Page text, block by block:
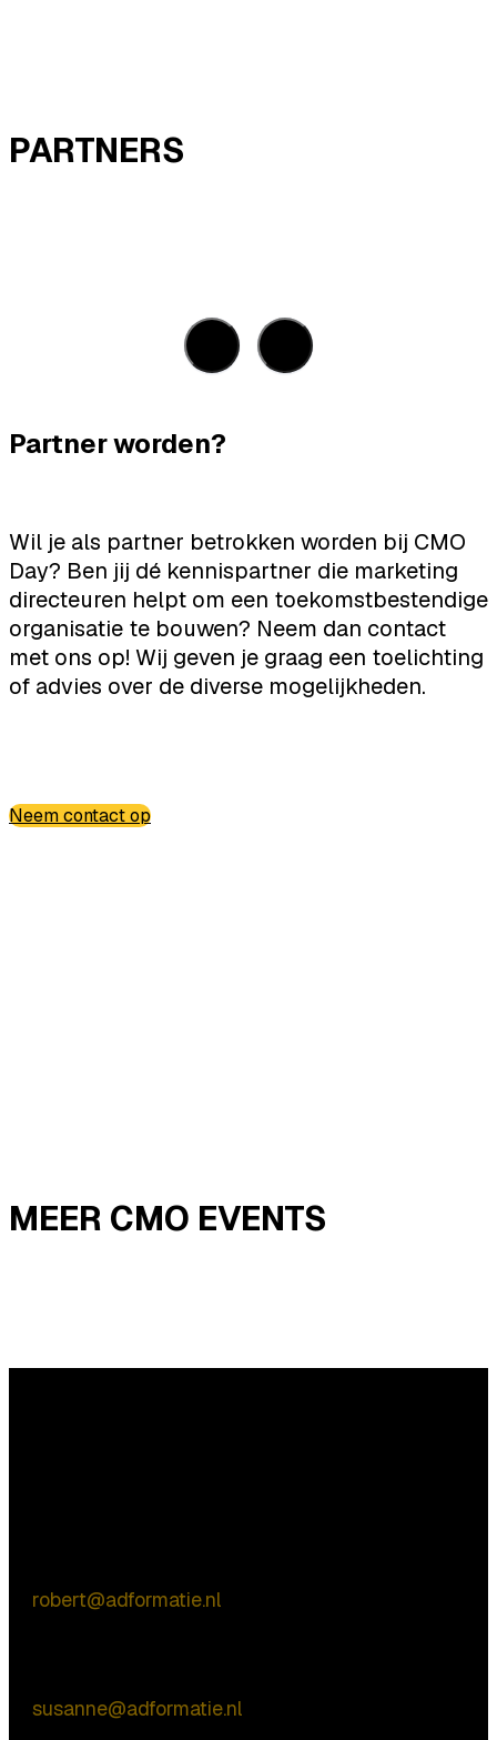
PARTNERS
Partner worden?
Wil je als partner betrokken worden bij CMO
Day? Ben jij dé kennispartner die marketing
directeuren helpt om een toekomstbestendige
organisatie te bouwen? Neem dan contact
met ons op! Wij geven je graag een toelichting
of advies over de diverse mogelijkheden.
Neem contact op
MEER CMO EVENTS
robert@adformatie.nl
susanne@adformatie.nl